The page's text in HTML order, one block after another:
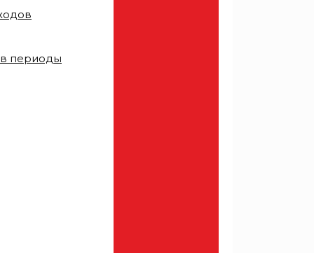
периоды